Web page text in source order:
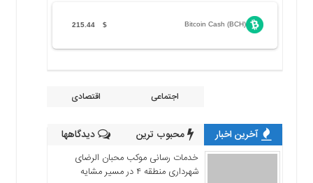
Bitcoin Cash (BCH)
$
215.44
اجتماعی اقتصادی
آخرین اخبار محبوب ترین دیدگاهها
خدمات رسانی موکب محبان الرضای
شهرداری منطقه ۴ در مسیر مشایه